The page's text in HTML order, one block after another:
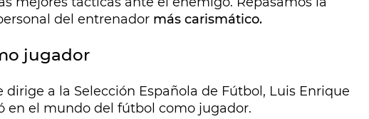
del entrenador más carismático.
jugador
a la Selección Española de Fútbol, Luis Enrique
en el mundo del fútbol como jugador.